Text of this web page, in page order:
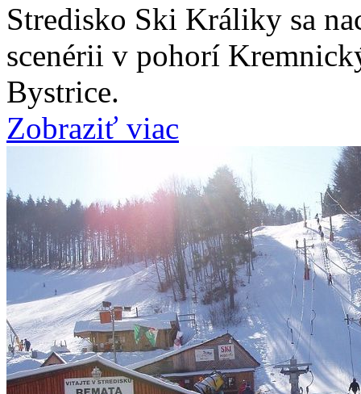
Stredisko Ski Králiky sa
scenérii v pohorí
Bystrice.
Zobraziť viac